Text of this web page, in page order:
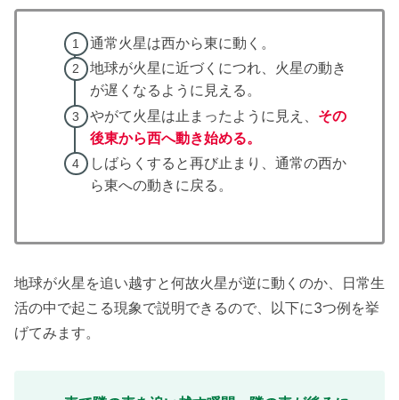
通常火星は西から東に動く。
地球が火星に近づくにつれ、火星の動き
が遅くなるように見える。
やがて火星は止まったように見え、 その
後東から西へ動き始める。
しばらくすると再び止まり、通常の西か
ら東への動きに戻る。
地球が火星を追い越すと何故火星が逆に動くのか、日常生
活の中で起こる現象で説明できるので、以下に3つ例を挙
げてみます。